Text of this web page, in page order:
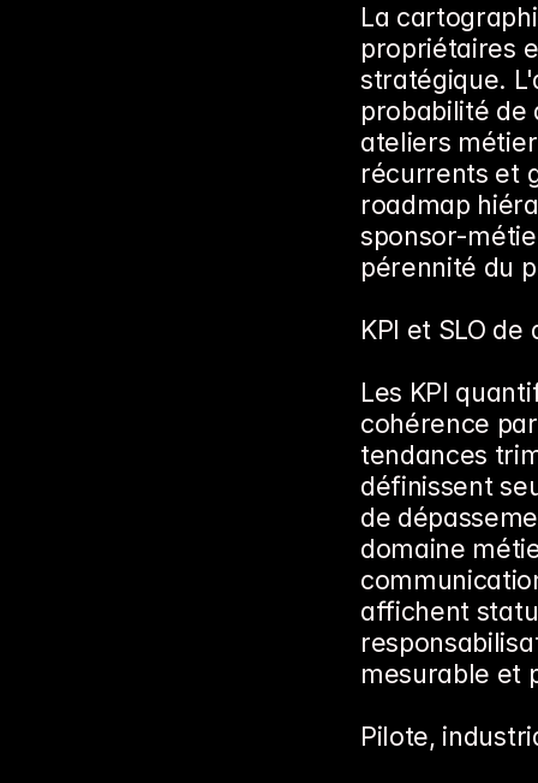
La
propriétaires
stratégique.
probabilité de
ateliers
récurrents et
roadmap
sponsor-
pérennité du
KPI et SLO
Les KPI
cohérence
tendances
définissent
de
domaine
affichent
mesurable et
Pilote,